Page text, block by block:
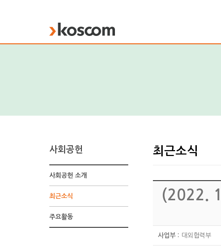
KOSCOM
사회공헌
사회공헌 소개
최근소식
주요활동
최근소식
(2022.
사업부 : 대외협력부